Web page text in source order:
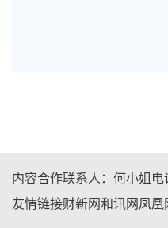
内容合作联系人： 何小姐 电
友情链接财新网和讯网凤凰